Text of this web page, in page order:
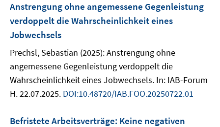
Anstrengung ohne angemessene Gegenleistung
verdoppelt die Wahrscheinlichkeit eines
Jobwechsels
Prechsl, Sebastian (2025): Anstrengung ohne
angemessene Gegenleistung verdoppelt die
Wahrscheinlichkeit eines Jobwechsels. In: IAB-Forum
H. 22.07.2025. DOI:10.48720/IAB.FOO.20250722.01
Befristete Arbeitsverträge: Keine negativen